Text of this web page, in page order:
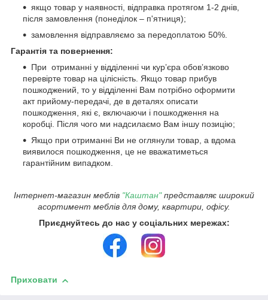
якщо товар у наявності, відправка протягом 1-2 днів,
після замовлення (понеділок – п'ятниця);
замовлення відправляємо за передоплатою 50%.
Гарантія та повернення:
При отриманні у відділенні чи курʼєра обовʼязково
перевірте товар на цілісність. Якщо товар прибув
пошкоджений, то у відділенні Вам потрібно оформити
акт прийому-передачі, де в деталях описати
пошкодження, які є, включаючи і пошкодження на
коробці. Після чого ми надсилаємо Вам іншу позицію;
Якщо при отриманні Ви не оглянули товар, а вдома
виявилося пошкодження, це не вважатиметься
гарантійним випадком.
Інтернет-магазин меблів "Каштан"представляє широкий
асортимент меблів для дому, квартири, офісу.
Приєднуйтесь до нас у соціальних мережах:
Приховати